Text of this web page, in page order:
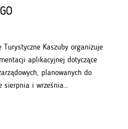
Kaszuby organizuje
aplikacyjnej dotyczące
planowanych do
sierpnia i września…